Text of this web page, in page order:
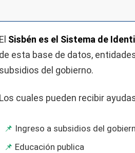
El Sisbén es el Sistema de
de esta base de datos,
subsidios del gobierno.
Los cuales pueden recibir
Ingreso a subsidios del
Educación publica